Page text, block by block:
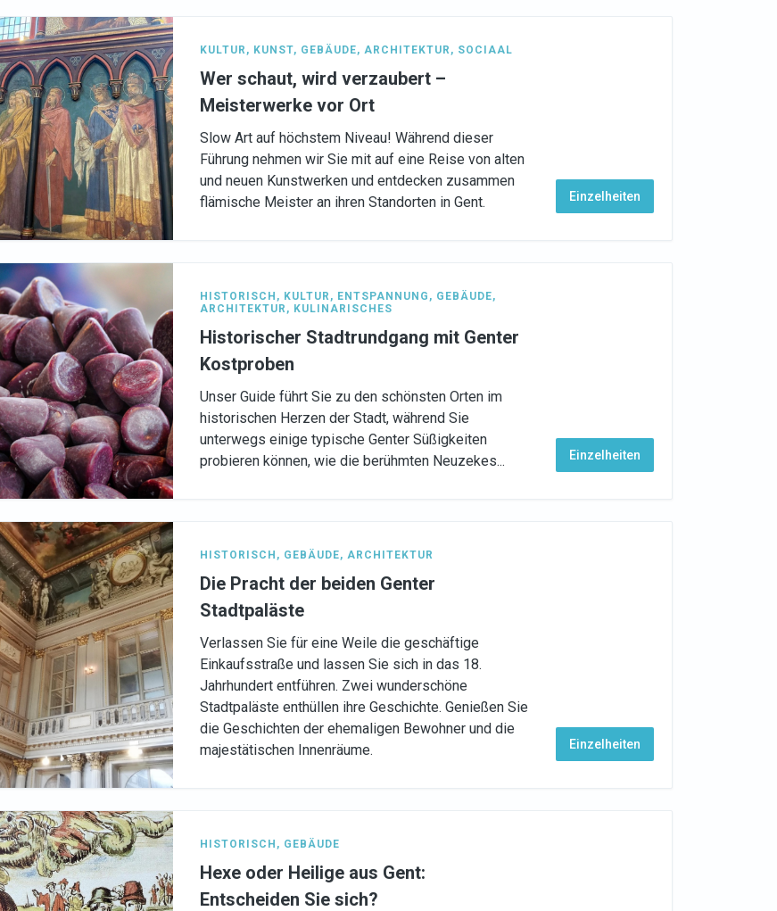
KULTUR , KUNST, GEBÄUDE, ARCHITEKTUR , SOCIAAL
Wer schaut, wird verzaubert –
Meisterwerke vor Ort
Slow Art auf höchstem Niveau! Während dieser
Führung nehmen wir Sie mit auf eine Reise von alten
und neuen Kunstwerken und entdecken zusammen
flämische Meister an ihren Standorten in Gent.
Einzelheiten
HISTORISCH , KULTUR , ENTSPANNUNG , GEBÄUDE,
ARCHITEKTUR , KULINARISCHES
Historischer Stadtrundgang mit Genter
Kostproben
Unser Guide führt Sie zu den schönsten Orten im
historischen Herzen der Stadt, während Sie
unterwegs einige typische Genter Süßigkeiten
probieren können, wie die berühmten Neuzekes...
Einzelheiten
HISTORISCH , GEBÄUDE, ARCHITEKTUR
Die Pracht der beiden Genter
Stadtpaläste
Verlassen Sie für eine Weile die geschäftige
Einkaufsstraße und lassen Sie sich in das 18.
Jahrhundert entführen. Zwei wunderschöne
Stadtpaläste enthüllen ihre Geschichte. Genießen Sie
die Geschichten der ehemaligen Bewohner und die
majestätischen Innenräume.
Einzelheiten
HISTORISCH , GEBÄUDE
Hexe oder Heilige aus Gent:
Entscheiden Sie sich?